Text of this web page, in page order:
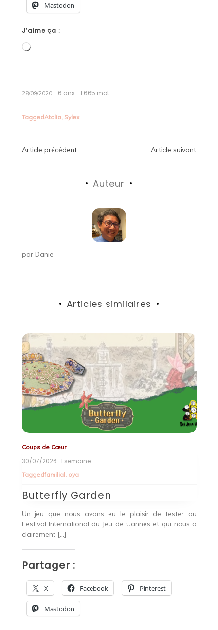
Mastodon
J’aime ça :
Chargement…
28/09/2020 6 ans 1 665 mot
TaggedAtalia, Sylex
Navigation
Article précédent Article suivant
Auteur
par Daniel
Articles similaires
Coups de Cœur
30/07/2026 1 semaine
Taggedfamilial, oya
Butterfly Garden
Un jeu que nous avons eu le plaisir de tester au
Festival International du Jeu de Cannes et qui nous a
clairement […]
Partager :
X Facebook Pinterest
Mastodon